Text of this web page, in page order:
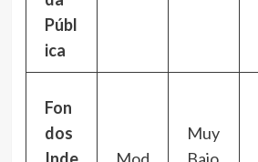
Públ
ica
Fon
dos
Inde
Mod
Muy
Bajo